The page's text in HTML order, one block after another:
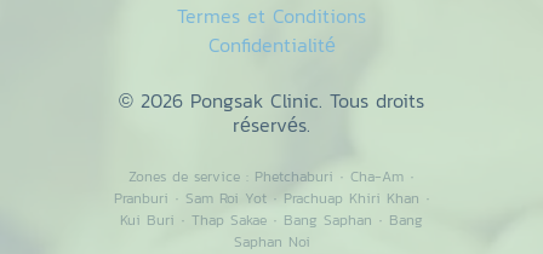
Termes et Conditions
Confidentialité
© 2026 Pongsak Clinic. Tous droits
réservés.
Zones de service : Phetchaburi · Cha-Am ·
Pranburi · Sam Roi Yot· Prachuap Khiri Khan ·
Kui Buri · Thap Sakae · Bang Saphan · Bang
Saphan Noi